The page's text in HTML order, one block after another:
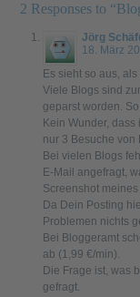
2 Responses to
Jörg
18. März
Es sieht so aus,
Viele Blogs sind
geparst worden.
Kein Wunder,
nur 3 Besuche von
Bei vielen Blogs
E-Mail angefragt,
Screenshot
Da Dein Posting
Problemen nichts
Bei Bloggeramt
ab (1,99 €/min).
Die Frage ist, was
gefragt.